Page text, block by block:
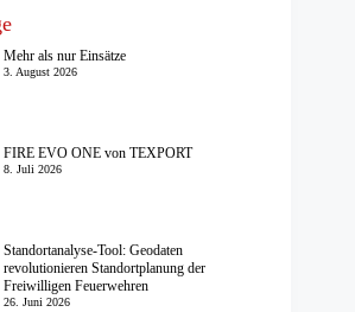
Mehr als nur Einsätze
3. August 2026
FIRE EVO ONE von TEXPORT
8. Juli 2026
Standortanalyse-Tool: Geodaten
revolutionieren Standortplanung der
Freiwilligen Feuerwehren
26. Juni 2026